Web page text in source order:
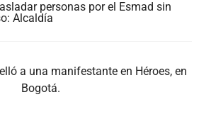
personas por el Esmad sin
Alcaldía
a una manifestante en Héroes, en
Bogotá.